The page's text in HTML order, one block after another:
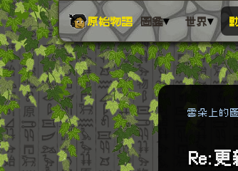
原始物語 圖鑑▾ 世界▾
雲朵上的
Re:更